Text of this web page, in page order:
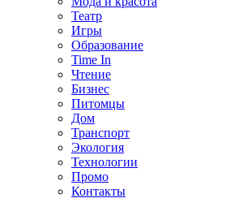
Театр
Игры
Образование
Time In
Чтение
Бизнес
Питомцы
Дом
Транспорт
Экология
Технологии
Промо
Контакты